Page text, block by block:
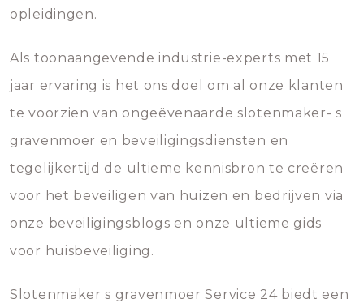
opleidingen.
Als toonaangevende industrie-experts met 15
jaar ervaring is het ons doel om al onze klanten
te voorzien van ongeëvenaarde slotenmaker- s
gravenmoer en beveiligingsdiensten en
tegelijkertijd de ultieme kennisbron te creëren
voor het beveiligen van huizen en bedrijven via
onze beveiligingsblogs en onze ultieme gids
voor huisbeveiliging.
Slotenmaker s gravenmoer Service 24 biedt een